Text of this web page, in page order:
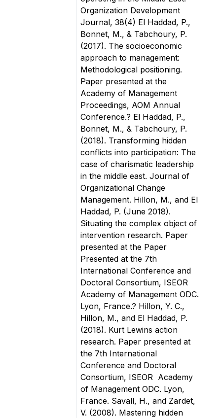
Organization Development
Journal, 38(4) El Haddad, P.,
Bonnet, M., & Tabchoury, P.
(2017). The socioeconomic
approach to management:
Methodological positioning.
Paper presented at the
Academy of Management
Proceedings, AOM Annual
Conference.? El Haddad, P.,
Bonnet, M., & Tabchoury, P.
(2018). Transforming hidden
conflicts into participation: The
case of charismatic leadership
in the middle east. Journal of
Organizational Change
Management. Hillon, M., and El
Haddad, P. (June 2018).
Situating the complex object of
intervention research. Paper
presented at the Paper
Presented at the 7th
International Conference and
Doctoral Consortium, ISEOR 
Academy of Management ODC.
Lyon, France.? Hillon, Y. C.,
Hillon, M., and El Haddad, P.
(2018). Kurt Lewins action
research. Paper presented at
the 7th International
Conference and Doctoral
Consortium, ISEOR  Academy
of Management ODC. Lyon,
France. Savall, H., and Zardet,
V. (2008). Mastering hidden